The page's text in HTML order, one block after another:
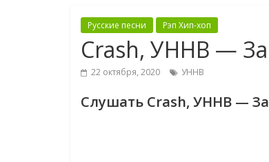
Русские песни Рэп Хип-хоп
Crash, УННВ —
22 октября, 2020 УННВ
Слушать Crash, УННВ —